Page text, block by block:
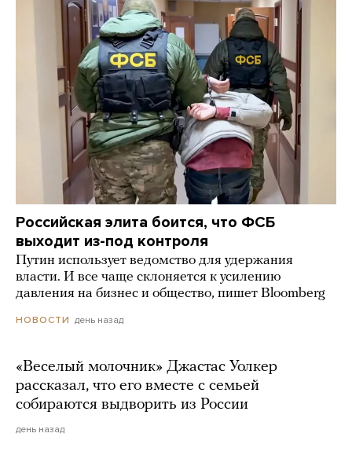
Российская элита боится, что ФСБ
выходит из-под контроля
Путин использует ведомство для удержания
власти. И все чаще склоняется к усилению
давления на бизнес и общество, пишет Bloomberg
НОВОСТИ день назад
«Веселый молочник» Джастас Уолкер
рассказал, что его вместе с семьей
собираются выдворить из России
день назад